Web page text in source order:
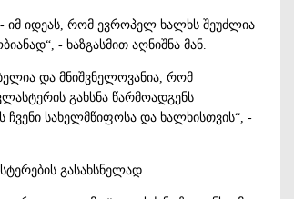
- იმ იდეას, რომ ევროპელ ხალხს შეუძლია
- ხაზგასმით აღნიშნა მან.
და მნიშვნელოვანია, რომ
გახსნა წარმოადგენს
სახელმწიფოსა და ხალხისთვის“, -
გასახსნელად.